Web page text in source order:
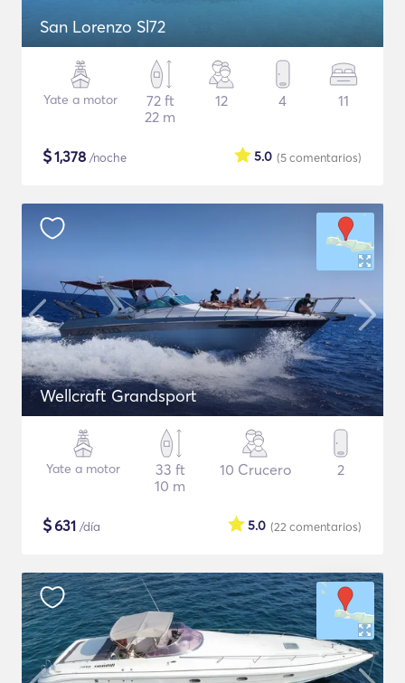
San Lorenzo Sl72
Yate a motor
72 ft
22 m
12 4 11
$1,378 /noche (5comentarios)
5.0
Wellcraft Grandsport
Yate a motor
33 ft
10 m
10 Crucero 2
$631 /día (22 comentarios)
5.0